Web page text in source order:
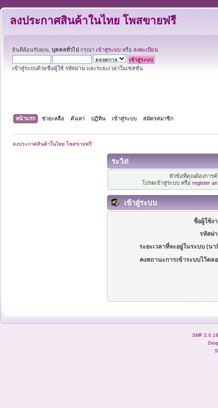
ลงประกาศสินค้าในไทย โพสขายฟรี
ยินดีต้อนรับคุณ, บุคคลทั่วไป กรุณา เข้าสู่ระบบ หรือ ลงทะเบียน
เข้าสู่ระบบด้วยชื่อผู้ใช้ รหัสผ่าน และระยะเวลาในเซสชั่น
หน้าแรก ช่วยเหลือ ค้นหา ปฏิทิน เข้าสู่ระบบ สมัครสมาชิก
ลงประกาศสินค้าในไทย โพสขายฟรี
ระวัง!
หัวข้อที่คุณต้องการ
โปรดเข้าสู่ระบบ หรือ register
เข้าสู่ระบบ
ชื่อผู้ใช้ง
รหัสผ่
ระยะเวลาที่จะอยู่ในระบบ (นา
คงสถานะการเข้าระบบไว้ตล
SMF 2.0.19